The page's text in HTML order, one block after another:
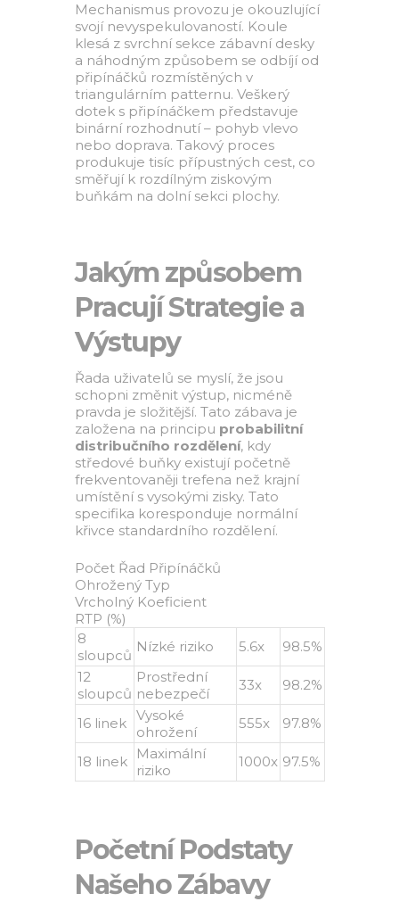
Mechanismus provozu je okouzlující
svojí nevyspekulovaností. Koule
klesá z svrchní sekce zábavní desky
a náhodným způsobem se odbíjí od
připínáčků rozmístěných v
triangulárním patternu. Veškerý
dotek s připínáčkem představuje
binární rozhodnutí – pohyb vlevo
nebo doprava. Takový proces
produkuje tisíc přípustných cest, co
směřují k rozdílným ziskovým
buňkám na dolní sekci plochy.
Jakým způsobem
Pracují Strategie a
Výstupy
Řada uživatelů se myslí, že jsou
schopni změnit výstup, nicméně
pravda je složitější. Tato zábava je
založena na principu probabilitní
distribučního rozdělení, kdy
středové buňky existují početně
frekventovaněji trefena než krajní
umístění s vysokými zisky. Tato
specifika koresponduje normální
křivce standardního rozdělení.
Počet Řad Připínáčků
Ohrožený Typ
Vrcholný Koeficient
RTP (%)
8
sloupců
Nízké riziko 5.6x
98.5%
12
sloupců
Prostřední
nebezpečí
33x 98.2%
16 linek Vysoké
ohrožení
555x 97.8%
18 linek
Maximální
riziko
1000x 97.5%
Početní Podstaty
Našeho Zábavy